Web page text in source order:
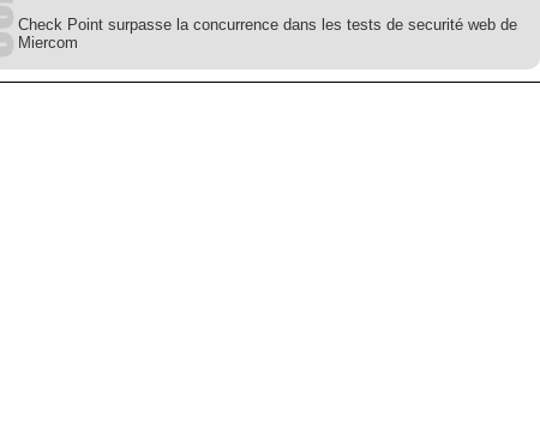
Check Point surpasse la concurrence dans les tests de securité web de
Miercom